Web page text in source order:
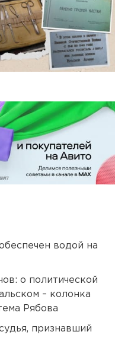
водой на
о политической
– колонка
Рябова
признавший